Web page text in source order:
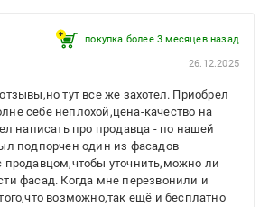
покупка более 3 месяцев назад
26.12.2025
тут все же захотел. Приобрел
себе неплохой,цена-качество на
написать про продавца - по нашей
подпорчен один из фасадов
продавцом,чтобы уточнить,можно ли
фасад. Когда мне перезвонили и
возможно,так ещё и бесплатно